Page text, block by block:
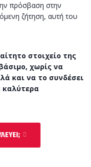
πρόσβαση στην
ζήτηση, αυτή του
στοιχείο της
χωρίς να
και να το συνδέσει